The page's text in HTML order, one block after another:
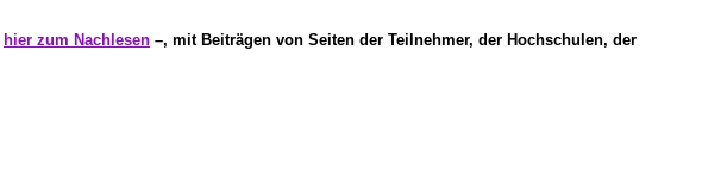
hier zum Nachlesen –, mit Beiträgen von Seiten der Teilnehmer, der Hochschulen, der